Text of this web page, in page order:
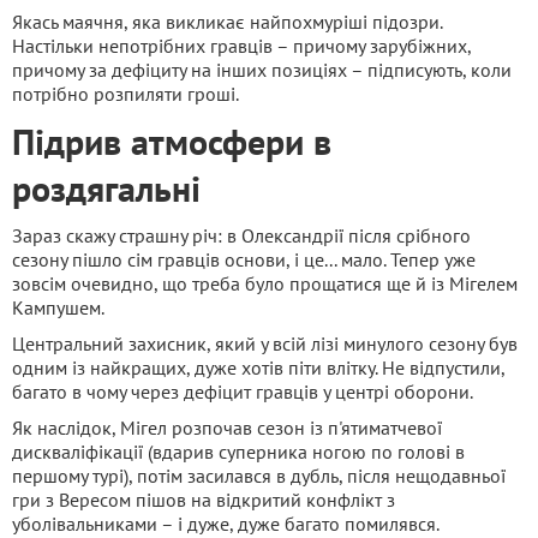
Якась маячня, яка викликає найпохмуріші підозри.
Настільки непотрібних гравців – причому зарубіжних,
причому за дефіциту на інших позиціях – підписують, коли
потрібно розпиляти гроші.
Підрив атмосфери в
роздягальні
Зараз скажу страшну річ: в Олександрії після срібного
сезону пішло сім гравців основи, і це... мало. Тепер уже
зовсім очевидно, що треба було прощатися ще й із Мігелем
Кампушем.
Центральний захисник, який у всій лізі минулого сезону був
одним із найкращих, дуже хотів піти влітку. Не відпустили,
багато в чому через дефіцит гравців у центрі оборони.
Як наслідок, Мігел розпочав сезон із п'ятиматчевої
дискваліфікації (вдарив суперника ногою по голові в
першому турі), потім засилався в дубль, після нещодавньої
гри з Вересом пішов на відкритий конфлікт з
уболівальниками – і дуже, дуже багато помилявся.